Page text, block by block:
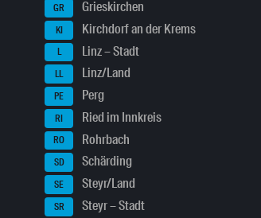
GR Grieskirchen
KI Kirchdorf an der Krems
L Linz – Stadt
LL Linz/Land
PE Perg
RI Ried im Innkreis
RO Rohrbach
SD Schärding
SE Steyr/Land
SR Steyr – Stadt